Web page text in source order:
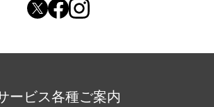
ービス各種ご案内